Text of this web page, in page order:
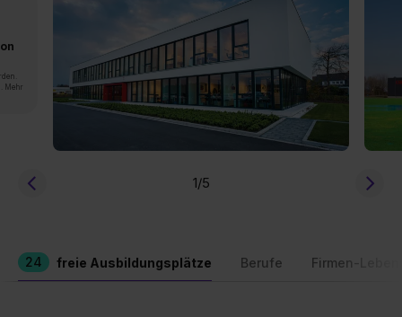
Mehr
1/5
24 freie Ausbildungsplätze Berufe Firmen-